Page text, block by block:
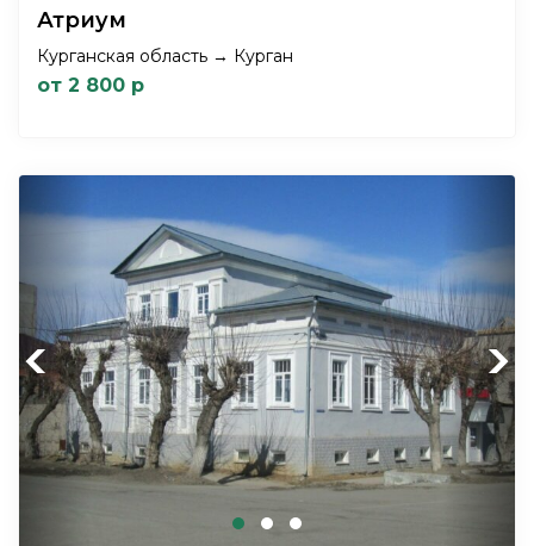
Атриум
Курганская область → Курган
от 2 800 р
Previous Next